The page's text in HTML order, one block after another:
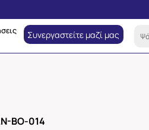
Συνεργαστείτε μαζί μας
BO-014